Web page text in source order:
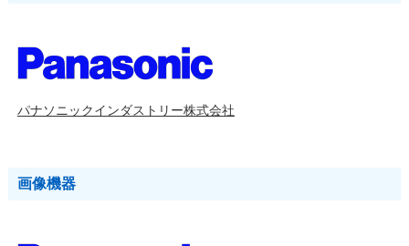
パナソニックインダストリー株式会社
画像機器